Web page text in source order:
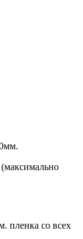
пленка со всех